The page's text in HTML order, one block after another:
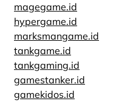
magegame.id
hypergame.id
marksmangame.id
tankgame.id
tankgaming.id
gamestanker.id
gamekidos.id